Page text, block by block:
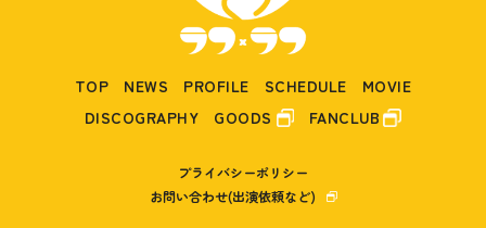
TOP NEWS PROFILE SCHEDULE
MOVIE
DISCOGRAPHY
GOODS FANCLUB
プライバシーポリシー
お問い合わせ(出演依頼など)